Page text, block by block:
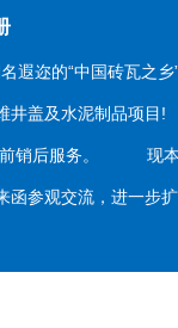
迩的“中国砖瓦之乡
井盖及水泥制品项
销后服务。 现本
函参观交流，进一